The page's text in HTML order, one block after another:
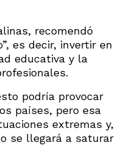
recomendó
es decir, invertir en
educativa y la
podría provocar
países, pero esa
extremas y,
se llegará a saturar